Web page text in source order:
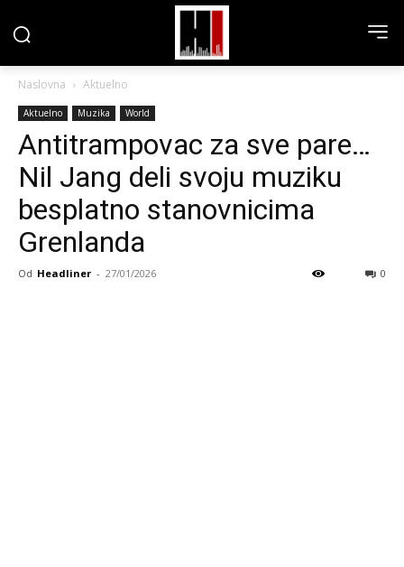
Naslovna Aktuelno
Aktuelno Muzika World
Antitrampovac za sve pare…
Nil Jang deli svoju muziku
besplatno stanovnicima
Grenlanda
Od Headliner - 27/01/2026 0